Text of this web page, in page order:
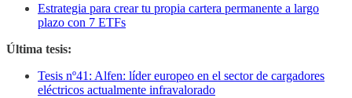
Estrategia para crear tu propia cartera permanente a largo
plazo con 7 ETFs
Última tesis:
Tesis nº41: Alfen: líder europeo en el sector de cargadores
eléctricos actualmente infravalorado